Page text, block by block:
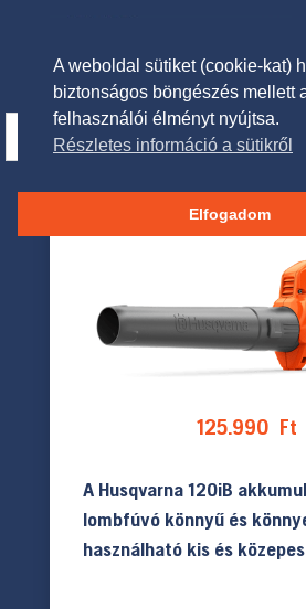
Husqvarna 120iB
akkumulátor +
125.990 Ft
A Husqvarna 120iB
lombfúvó könnyű és
használható kis és
A weboldal sütiket (cookie-kat)
biztonságos böngészés mellett
felhasználói élményt nyújtsa.
Részletes információ a sütikről
Elfogadom